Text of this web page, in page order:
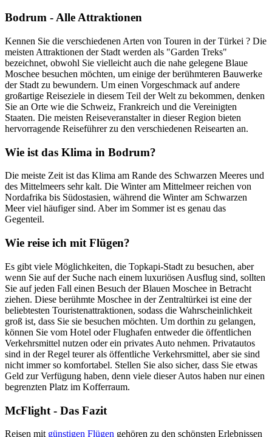
Bodrum - Alle Attraktionen
Kennen Sie die verschiedenen Arten von Touren in der Türkei ? Die
meisten Attraktionen der Stadt werden als "Garden Treks"
bezeichnet, obwohl Sie vielleicht auch die nahe gelegene Blaue
Moschee besuchen möchten, um einige der berühmteren Bauwerke
der Stadt zu bewundern. Um einen Vorgeschmack auf andere
großartige Reiseziele in diesem Teil der Welt zu bekommen, denken
Sie an Orte wie die Schweiz, Frankreich und die Vereinigten
Staaten. Die meisten Reiseveranstalter in dieser Region bieten
hervorragende Reiseführer zu den verschiedenen Reisearten an.
Wie ist das Klima in Bodrum?
Die meiste Zeit ist das Klima am Rande des Schwarzen Meeres und
des Mittelmeers sehr kalt. Die Winter am Mittelmeer reichen von
Nordafrika bis Südostasien, während die Winter am Schwarzen
Meer viel häufiger sind. Aber im Sommer ist es genau das
Gegenteil.
Wie reise ich mit Flügen?
Es gibt viele Möglichkeiten, die Topkapi-Stadt zu besuchen, aber
wenn Sie auf der Suche nach einem luxuriösen Ausflug sind, sollten
Sie auf jeden Fall einen Besuch der Blauen Moschee in Betracht
ziehen. Diese berühmte Moschee in der Zentraltürkei ist eine der
beliebtesten Touristenattraktionen, sodass die Wahrscheinlichkeit
groß ist, dass Sie sie besuchen möchten. Um dorthin zu gelangen,
können Sie vom Hotel oder Flughafen entweder die öffentlichen
Verkehrsmittel nutzen oder ein privates Auto nehmen. Privatautos
sind in der Regel teurer als öffentliche Verkehrsmittel, aber sie sind
nicht immer so komfortabel. Stellen Sie also sicher, dass Sie etwas
Geld zur Verfügung haben, denn viele dieser Autos haben nur einen
begrenzten Platz im Kofferraum.
McFlight - Das Fazit
Reisen mit günstigen Flügen gehören zu den schönsten Erlebnissen